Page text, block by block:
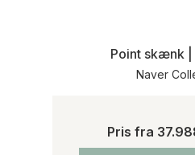
Point skænk
Naver
Pris fra